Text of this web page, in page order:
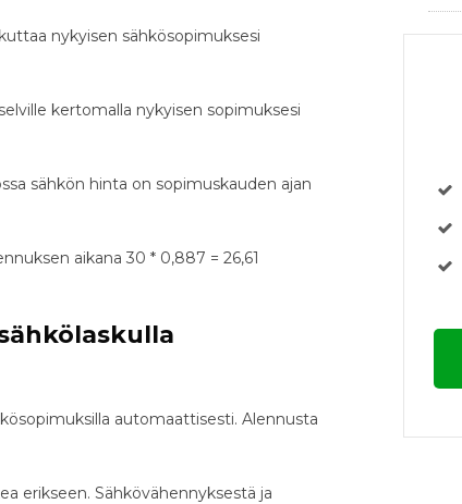
nykyisen sähkösopimuksesi
kertomalla nykyisen sopimuksesi
sähkön hinta on sopimuskauden ajan
aikana 30 * 0,887 = 26,61
automaattisesti. Alennusta
erikseen. Sähkövähennyksestä ja